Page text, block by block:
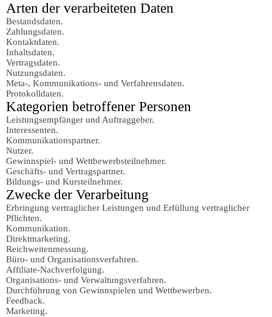
Arten der verarbeiteten Daten
Bestandsdaten.
Zahlungsdaten.
Kontaktdaten.
Inhaltsdaten.
Vertragsdaten.
Nutzungsdaten.
Meta-, Kommunikations- und Verfahrensdaten.
Protokolldaten.
Kategorien betroffener Personen
Leistungsempfänger und Auftraggeber.
Interessenten.
Kommunikationspartner.
Nutzer.
Gewinnspiel- und Wettbewerbsteilnehmer.
Geschäfts- und Vertragspartner.
Bildungs- und Kursteilnehmer.
Zwecke der Verarbeitung
Erbringung vertraglicher Leistungen und Erfüllung vertraglicher
Pflichten.
Kommunikation.
Direktmarketing.
Reichweitenmessung.
Büro- und Organisationsverfahren.
Affiliate-Nachverfolgung.
Organisations- und Verwaltungsverfahren.
Durchführung von Gewinnspielen und Wettbewerben.
Feedback.
Marketing.